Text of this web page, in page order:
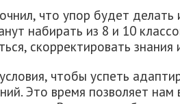
что упор будет
набирать из 8 и 10
скорректировать
чтобы успеть
Это время позволяет